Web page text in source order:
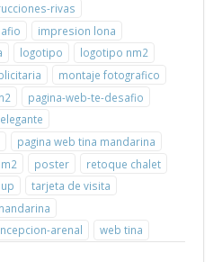
rivas
impresion lona
logotipo
logotipo nm2
montaje fotografico
pagina-web-te-desafio
pagina web tina mandarina
poster
retoque chalet
tarjeta de visita
arenal
web tina